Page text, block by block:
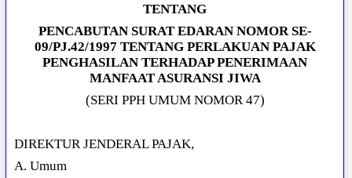
TENTANG
PENCABUTAN SURAT EDARAN NOMOR SE-
09/PJ.42/1997 TENTANG PERLAKUAN PAJAK
PENGHASILAN TERHADAP PENERIMAAN
MANFAAT ASURANSI JIWA
(SERI PPH UMUM NOMOR 47)
DIREKTUR JENDERAL PAJAK,
A. Umum